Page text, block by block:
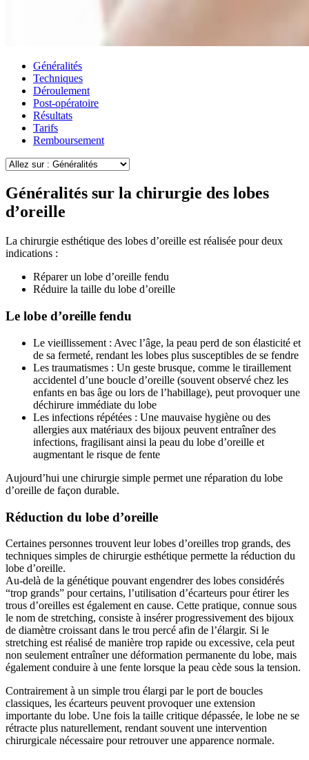
Généralités
Techniques
Déroulement
Post-opératoire
Résultats
Tarifs
Remboursement
Généralités sur la chirurgie des lobes
d’oreille
La chirurgie esthétique des lobes d’oreille est réalisée pour deux
indications :
Réparer un lobe d’oreille fendu
Réduire la taille du lobe d’oreille
Le lobe d’oreille fendu
Le vieillissement : Avec l’âge, la peau perd de son élasticité et
de sa fermeté, rendant les lobes plus susceptibles de se fendre
Les traumatismes : Un geste brusque, comme le tiraillement
accidentel d’une boucle d’oreille (souvent observé chez les
enfants en bas âge ou lors de l’habillage), peut provoquer une
déchirure immédiate du lobe
Les infections répétées : Une mauvaise hygiène ou des
allergies aux matériaux des bijoux peuvent entraîner des
infections, fragilisant ainsi la peau du lobe d’oreille et
augmentant le risque de fente
Aujourd’hui une chirurgie simple permet une réparation du lobe
d’oreille de façon durable.
Réduction du lobe d’oreille
Certaines personnes trouvent leur lobes d’oreilles trop grands, des
techniques simples de chirurgie esthétique permette la réduction du
lobe d’oreille.
Au-delà de la génétique pouvant engendrer des lobes considérés
“trop grands” pour certains, l’utilisation d’écarteurs pour étirer les
trous d’oreilles est également en cause. Cette pratique, connue sous
le nom de stretching, consiste à insérer progressivement des bijoux
de diamètre croissant dans le trou percé afin de l’élargir. Si le
stretching est réalisé de manière trop rapide ou excessive, cela peut
non seulement entraîner une déformation permanente du lobe, mais
également conduire à une fente lorsque la peau cède sous la tension.
Contrairement à un simple trou élargi par le port de boucles
classiques, les écarteurs peuvent provoquer une extension
importante du lobe. Une fois la taille critique dépassée, le lobe ne se
rétracte plus naturellement, rendant souvent une intervention
chirurgicale nécessaire pour retrouver une apparence normale.